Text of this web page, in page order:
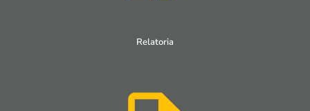
Relatoria